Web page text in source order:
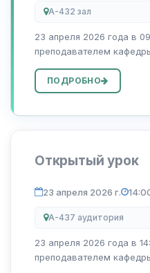
A-432 зал
23 апреля 2026 года в
преподавателем
открытая лекция на
Fertigkeiten».
ПОДРОБНО
Открытый урок
23 апреля 2026 г.
A-437 аудитория
23 апреля 2026 года в
преподавателем